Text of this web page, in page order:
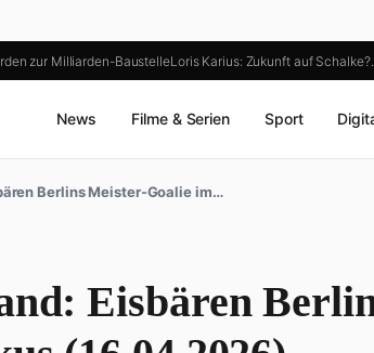
zur Milliarden-BaustelleLoris Karius: Zukunft auf Schalke?…
News Filme & Serien Sport
Berlins Meister-Goalie im…
Eisbären